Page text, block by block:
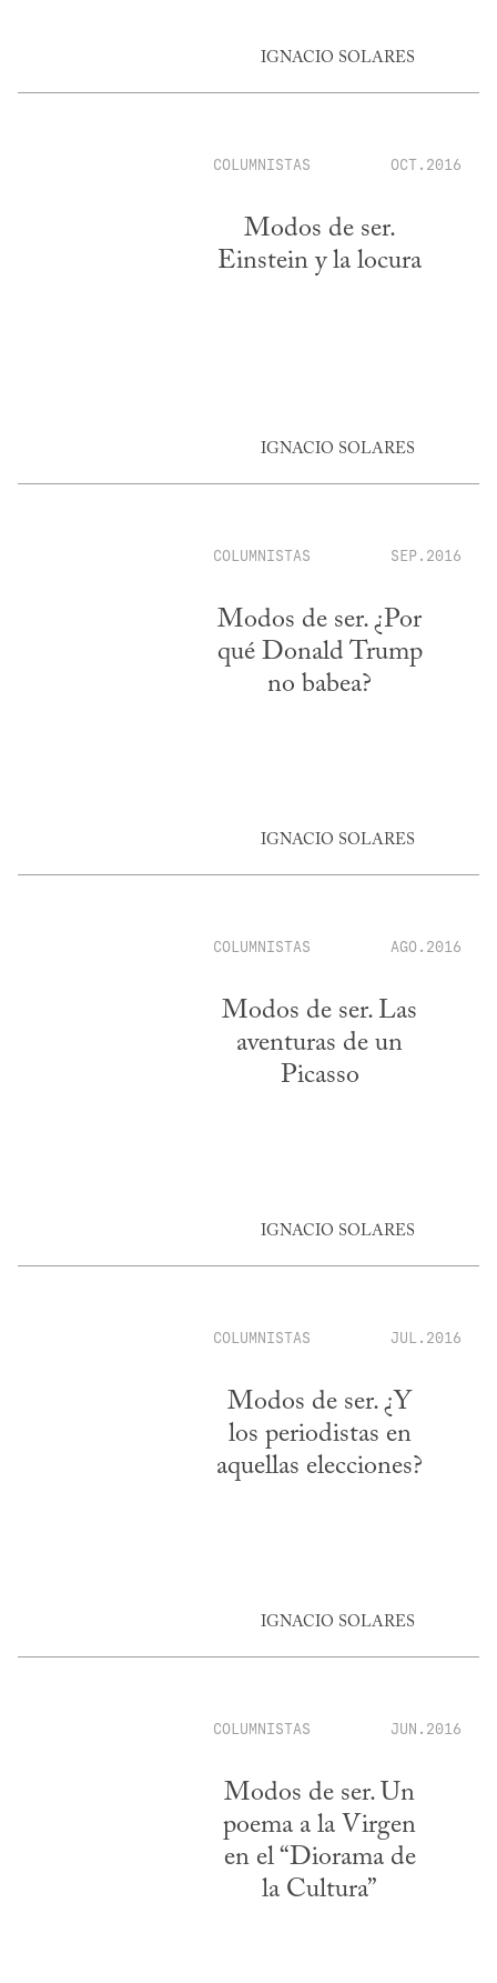
IGNACIO SOLARES
COLUMNISTAS OCT.2016
Modos de ser.
Einstein y la locura
IGNACIO SOLARES
COLUMNISTAS SEP.2016
Modos de ser. ¿Por
qué Donald Trump
no babea?
IGNACIO SOLARES
COLUMNISTAS AGO.2016
Modos de ser. Las
aventuras de un
Picasso
IGNACIO SOLARES
COLUMNISTAS JUL.2016
Modos de ser. ¿Y
los periodistas en
aquellas elecciones?
IGNACIO SOLARES
COLUMNISTAS JUN.2016
Modos de ser. Un
poema a la Virgen
en el “Diorama de
la Cultura”